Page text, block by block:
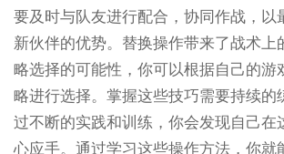
要及时与队友进行配合，协同作战，以
新伙伴的优势。替换操作带来了战术上
略选择的可能性，你可以根据自己的游
略进行选择。掌握这些技巧需要持续的
过不断的实践和训练，你会发现自己在
心应手。通过学习这些操作方法，你就